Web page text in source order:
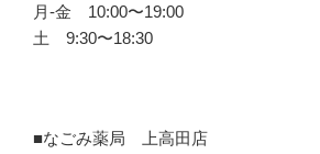
月-金 10:00〜19:00
土 9:30〜18:30
■なごみ薬局 上高田店